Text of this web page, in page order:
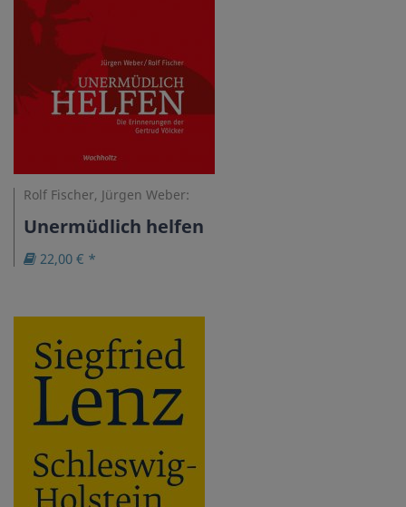
Rolf Fischer, Jürgen Weber:
Unermüdlich helfen
22,00 € *